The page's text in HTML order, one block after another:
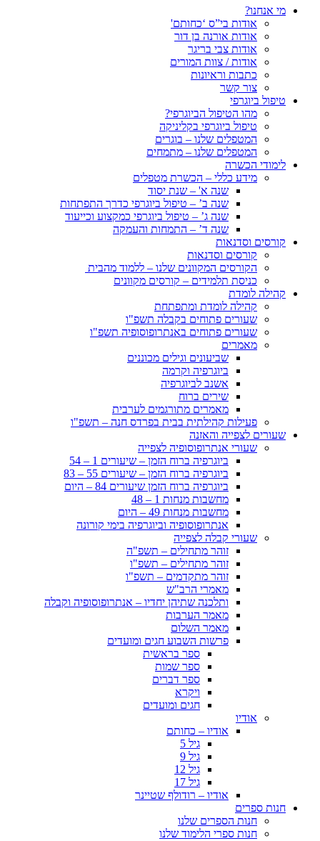
מי אנחנו?
אודות בי”ס ‘כחותם'
אודות אורנה בן דור
אודות צבי בריגר
אודות / צוות המורים
כתבות וראיונות
צור קשר
טיפול ביוגרפי
מהו הטיפול הביוגרפי?
טיפול ביוגרפי בקליניקה
המטפלים שלנו – בוגרים
המטפלים שלנו – מתמחים
לימודי הכשרה
מידע כללי – הכשרת מטפלים
שנה א' – שנת יסוד
שנה ב’ – טיפול ביוגרפי כדרך התפתחות
שנה ג’ – טיפול ביוגרפי כמקצוע וכייעוד
שנה ד’ – התמחות והעמקה
קורסים וסדנאות
קורסים וסדנאות
הקורסים המקוונים שלנו – ללמוד מהבית
כניסת תלמידים – קורסים מקוונים
קהילה לומדת
קהילה לומדת ומתפתחת
שעורים פתוחים בקבלה תשפ"ו
שעורים פתוחים באנתרופוסופיה תשפ"ו
מאמרים
שביעונים וגילים מכוננים
ביוגרפיה וקרמה
אשנב לביוגרפיה
שירים ברוח
מאמרים מתורגמים לערבית
פעילות קהילתית בבית בפרדס חנה – תשפ"ו
שעורים לצפייה והאזנה
שעורי אנתרופוסופיה לצפייה
ביוגרפיה ברוח הזמן – שיעורים 1 – 54
ביוגרפיה ברוח הזמן – שיעורים 55 – 83
ביוגרפיה ברוח הזמן שיעורים 84 – היום
מחשבות מנחות 1 – 48
מחשבות מנחות 49 – היום
אנתרופוסופיה וביוגרפיה בימי קורונה
שעורי קבלה לצפייה
זוהר מתחילים – תשפ"ה
זוהר מתחילים – תשפ"ו
זוהר מתקדמים – תשפ"ו
מאמרי הרב"ש
ותלכנה שתיהן יחדיו – אנתרופוסופיה וקבלה
מאמר הערבות
מאמר השלום
פרשות השבוע חגים ומועדים
ספר בראשית
ספר שמות
ספר דברים
ויקרא
חגים ומועדים
אודיו
אודיו – כחותם
גיל 5
גיל 9
גיל 12
גיל 17
אודיו – רודולף שטיינר
חנות ספרים
חנות הספרים שלנו
חנות ספרי הלימוד שלנו